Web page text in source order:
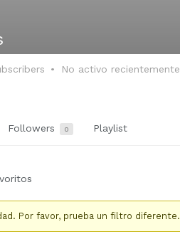
No activo recientemente
Followers 0 Playlist
Por favor, prueba un filtro diferente.